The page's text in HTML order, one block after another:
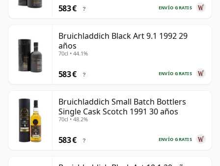
ENVÍO GRATIS
583 € ?
Bruichladdich Black Art 9.1 1992 29
años
70cl • 44.1%
ENVÍO GRATIS
583 € ?
Bruichladdich Small Batch Bottlers
Single Cask Scotch 1991 30 años
70cl • 48.2%
ENVÍO GRATIS
583 € ?